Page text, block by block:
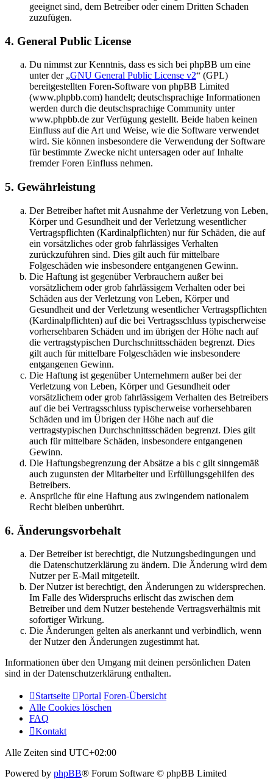
geeignet sind, dem Betreiber oder einem Dritten Schaden
zuzufügen.
4. General Public License
Du nimmst zur Kenntnis, dass es sich bei phpBB um eine
unter der „GNU General Public License v2“ (GPL)
bereitgestellten Foren-Software von phpBB Limited
(www.phpbb.com) handelt; deutschsprachige Informationen
werden durch die deutschsprachige Community unter
www.phpbb.de zur Verfügung gestellt. Beide haben keinen
Einfluss auf die Art und Weise, wie die Software verwendet
wird. Sie können insbesondere die Verwendung der Software
für bestimmte Zwecke nicht untersagen oder auf Inhalte
fremder Foren Einfluss nehmen.
5. Gewährleistung
Der Betreiber haftet mit Ausnahme der Verletzung von Leben,
Körper und Gesundheit und der Verletzung wesentlicher
Vertragspflichten (Kardinalpflichten) nur für Schäden, die auf
ein vorsätzliches oder grob fahrlässiges Verhalten
zurückzuführen sind. Dies gilt auch für mittelbare
Folgeschäden wie insbesondere entgangenen Gewinn.
Die Haftung ist gegenüber Verbrauchern außer bei
vorsätzlichem oder grob fahrlässigem Verhalten oder bei
Schäden aus der Verletzung von Leben, Körper und
Gesundheit und der Verletzung wesentlicher Vertragspflichten
(Kardinalpflichten) auf die bei Vertragsschluss typischerweise
vorhersehbaren Schäden und im übrigen der Höhe nach auf
die vertragstypischen Durchschnittsschäden begrenzt. Dies
gilt auch für mittelbare Folgeschäden wie insbesondere
entgangenen Gewinn.
Die Haftung ist gegenüber Unternehmern außer bei der
Verletzung von Leben, Körper und Gesundheit oder
vorsätzlichem oder grob fahrlässigem Verhalten des Betreibers
auf die bei Vertragsschluss typischerweise vorhersehbaren
Schäden und im Übrigen der Höhe nach auf die
vertragstypischen Durchschnittsschäden begrenzt. Dies gilt
auch für mittelbare Schäden, insbesondere entgangenen
Gewinn.
Die Haftungsbegrenzung der Absätze a bis c gilt sinngemäß
auch zugunsten der Mitarbeiter und Erfüllungsgehilfen des
Betreibers.
Ansprüche für eine Haftung aus zwingendem nationalem
Recht bleiben unberührt.
6. Änderungsvorbehalt
Der Betreiber ist berechtigt, die Nutzungsbedingungen und
die Datenschutzerklärung zu ändern. Die Änderung wird dem
Nutzer per E-Mail mitgeteilt.
Der Nutzer ist berechtigt, den Änderungen zu widersprechen.
Im Falle des Widerspruchs erlischt das zwischen dem
Betreiber und dem Nutzer bestehende Vertragsverhältnis mit
sofortiger Wirkung.
Die Änderungen gelten als anerkannt und verbindlich, wenn
der Nutzer den Änderungen zugestimmt hat.
Informationen über den Umgang mit deinen persönlichen Daten
sind in der Datenschutzerklärung enthalten.
Startseite Portal Foren-Übersicht
Alle Cookies löschen
FAQ
Kontakt
Alle Zeiten sind UTC+02:00
Powered by phpBB® Forum Software © phpBB Limited